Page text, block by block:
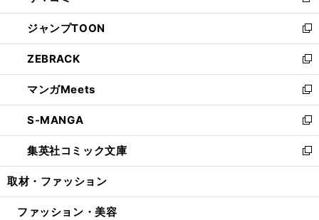
開
く
ウ
で
開
く
ン
ド
ウ
で
開
く
ウ
ィ
ン
ド
ウ
で
開
く
し
い
ウ
ィ
ン
ド
ウ
で
開
く
ジャンプTOON
新
し
い
ウ
ィ
ン
ド
ウ
で
開
ZEBRACK
新
し
い
ウ
ィ
ン
ド
ウ
開
マンガMeets
新
し
い
ウ
ィ
ン
ウ
S-MANGA
新
し
い
ウ
ン
集英社コミック文庫
新
し
ウ
取材・ファッション
ファッション・美容